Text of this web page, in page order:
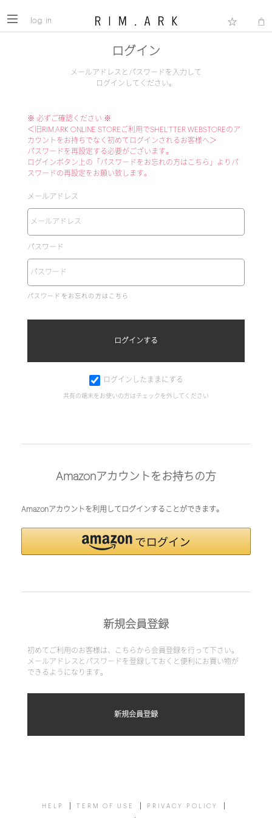
log in
ログイン
メールアドレスとパスワードを入力して
ログインしてください。
※ 必ずご確認ください ※
＜旧RIM.ARK ONLINE STOREご利用でSHEL'TTER WEBSTOREのア
カウントをお持ちでなく初めてログインされるお客様へ＞
パスワードを再設定する必要がございます。
ログインボタン上の「パスワードをお忘れの方はこちら」よりパ
スワードの再設定をお願い致します。
メールアドレス
パスワード
パスワードをお忘れの方はこちら
ログインしたままにする
共有の端末をお使いの方はチェックを外してください
Amazonアカウントをお持ちの方
Amazonアカウントを利用してログインすることができます。
新規会員登録
初めてご利用のお客様は、こちらから会員登録を行って下さい。
メールアドレスとパスワードを登録しておくと便利にお買い物が
できるようになります。
HELP TERM OF USE PRIVACY POLICY